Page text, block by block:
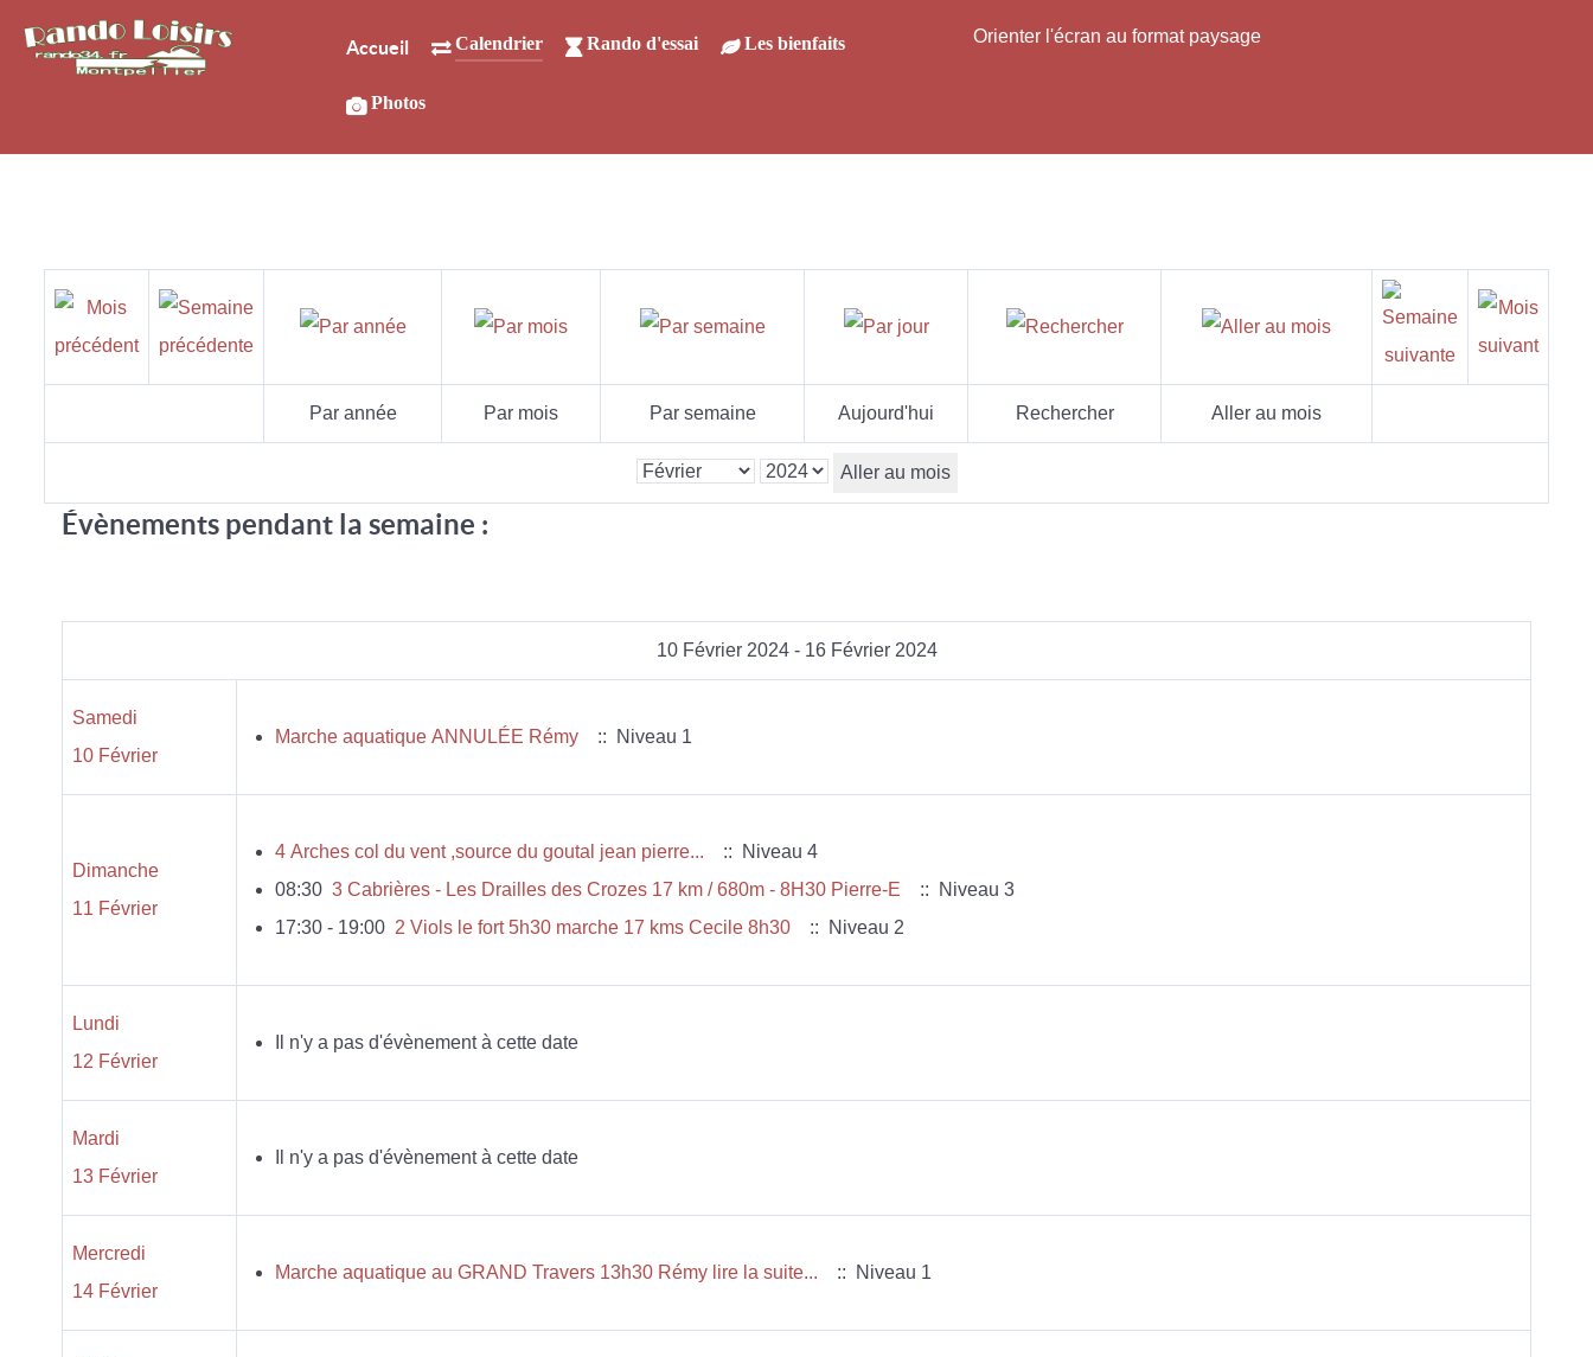
Accueil Calendrier Rando d'essai Les bienfaits
Photos
Orienter l'écran au format paysage
Par année Par mois Par semaine Aujourd'hui Rechercher Aller au mois
Aller au mois
Évènements pendant la semaine :
10 Février 2024 - 16 Février 2024
Samedi
10 Février
Marche aquatique ANNULÉE Rémy :: Niveau 1
Dimanche
11 Février
4 Arches col du vent ,source du goutal jean pierre...
:: Niveau 4
08:30 3 Cabrières - Les Drailles des Crozes 17 km / 680m - 8H30 Pierre-E
:: Niveau 3
17:30 - 19:00 2 Viols le fort 5h30 marche 17 kms Cecile 8h30 :: Niveau 2
Lundi
12 Février
Il n'y a pas d'évènement à cette date
Mardi
13 Février
Il n'y a pas d'évènement à cette date
Mercredi
14 Février
Marche aquatique au GRAND Travers 13h30 Rémy lire la suite... :: Niveau 1